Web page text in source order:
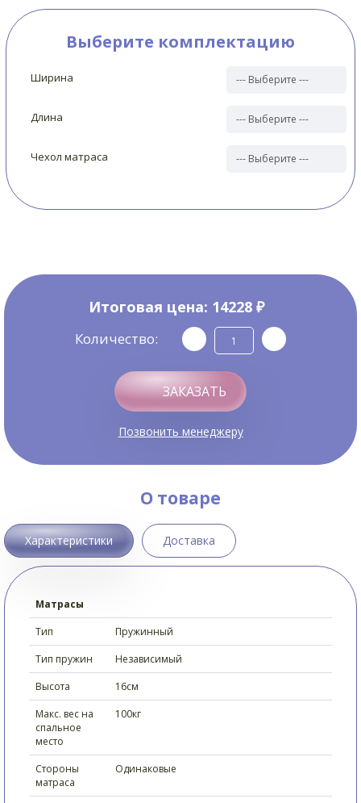
Выберите комплектацию
Ширина
Длина
Чехол матраса
Итоговая цена: 14228 ₽
Количество:
ЗАКАЗАТЬ
Позвонить менеджеру
О товаре
Характеристики Доставка
Матрасы
Тип
Пружинный
Тип пружин
Независимый
Высота
16см
Макс. вес на
спальное
место
100кг
Стороны
матраса
Одинаковые